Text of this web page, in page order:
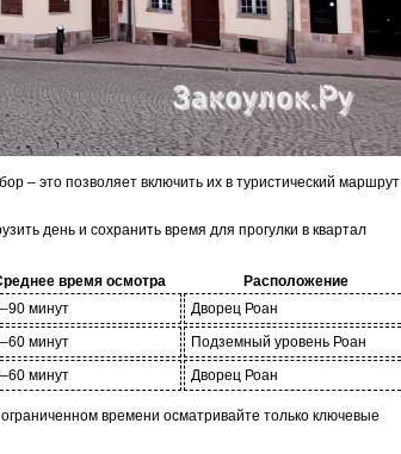
– это позволяет включить их в туристический маршрут
день и сохранить время для прогулки в квартал
время осмотра
Расположение
минут
Дворец Роан
минут
Подземный уровень Роан
минут Дворец Роан
времени осматривайте только ключевые